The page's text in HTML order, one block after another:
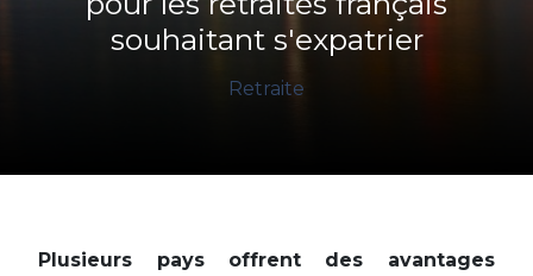
souhaitant s'expatrier
Retraite
Plusieurs pays offrent des avantages